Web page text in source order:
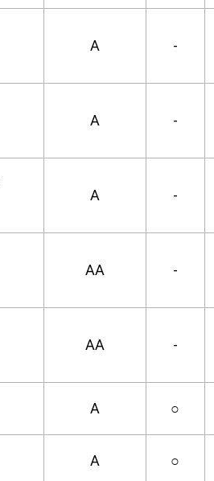
A -
A -
A -
AA -
AA -
A ○
A ○